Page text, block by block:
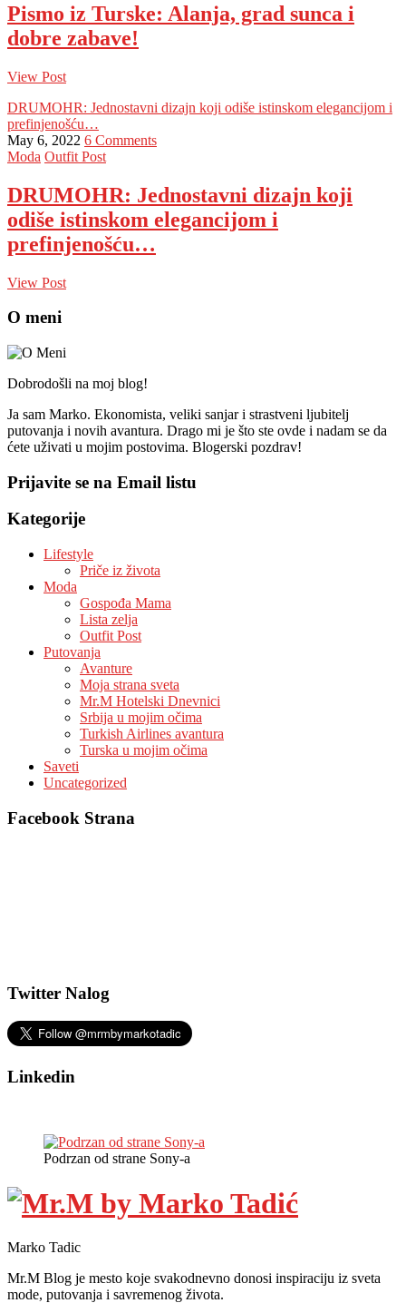
Pismo iz Turske: Alanja, grad sunca i
dobre zabave!
View Post
DRUMOHR: Jednostavni dizajn koji odiše istinskom elegancijom i
prefinjenošću…
May 6, 2022 6 Comments
Moda Outfit Post
DRUMOHR: Jednostavni dizajn koji
odiše istinskom elegancijom i
prefinjenošću…
View Post
O meni
Dobrodošli na moj blog!
Ja sam Marko. Ekonomista, veliki sanjar i strastveni ljubitelj
putovanja i novih avantura. Drago mi je što ste ovde i nadam se da
ćete uživati u mojim postovima. Blogerski pozdrav!
Prijavite se na Email listu
Kategorije
Lifestyle
Priče iz života
Moda
Gospođa Mama
Lista zelja
Outfit Post
Putovanja
Avanture
Moja strana sveta
Mr.M Hotelski Dnevnici
Srbija u mojim očima
Turkish Airlines avantura
Turska u mojim očima
Saveti
Uncategorized
Facebook Strana
Twitter Nalog
Linkedin
Podrzan od strane Sony-a
Marko Tadic
Mr.M Blog je mesto koje svakodnevno donosi inspiraciju iz sveta
mode, putovanja i savremenog života.